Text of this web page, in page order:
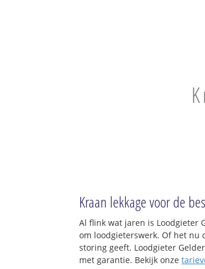
Kraan lekkage voor de
Al flink wat jaren is Loodgieter
om loodgieterswerk. Of het nu
storing geeft. Loodgieter
met garantie. Bekijk onze